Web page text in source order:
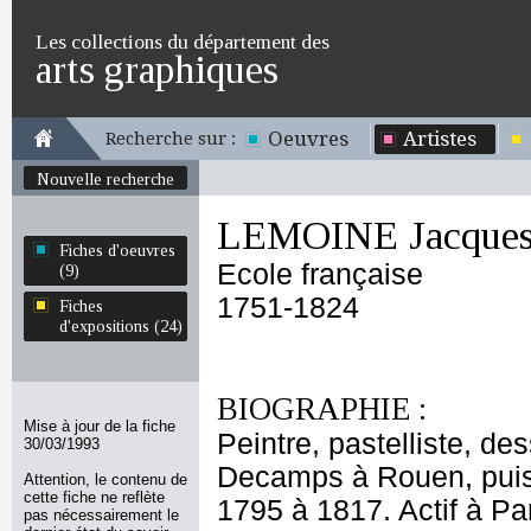
Les collections du département des
arts graphiques
Recherche sur : Oeuvres Artistes
Nouvelle recherche
Fiches d'oeuvres
(9)
Fiches
d'expositions (24)
Mise à jour de la fiche
30/03/1993
Attention, le contenu de
cette fiche ne reflète
pas nécessairement le
LEMOINE
Ecole française
1751-1824
BIOGRAPHIE :
Peintre, pastelliste,
Decamps à Rouen,
1795 à 1817. Actif à